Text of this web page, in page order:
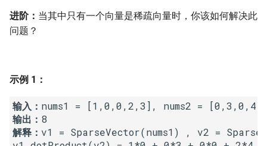
12. 矩阵中的路径
14.1. 剪绳子
14.2. 剪绳子 II
15. 二进制中 1 的个数
9. 乘积小于 K 的子数组
11. 和 1 个数相同的子数组
12. 左右两边子数组的和相等
13. 二维子矩阵的和
2.1. 移除重复节点
2.3. 删除中间节点
2.4. 分割链表
2.5. 链表求和
进阶： 当其中只有一个向量是稀疏向量时，你该如何解决此
问题？
示例 1：
输入：
输出：
解释： v1 = SparseVector(nums1) , v2 =